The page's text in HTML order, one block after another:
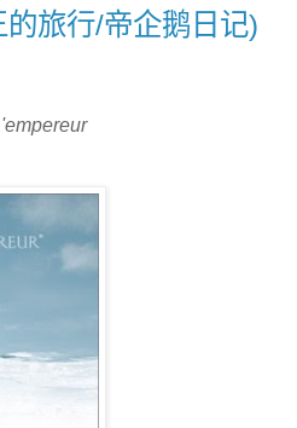
旅行/帝企鹅日记)